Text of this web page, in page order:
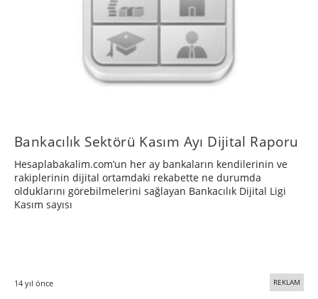
Bankacılık Sektörü Kasım Ayı Dijital Raporu
Hesaplabakalim.com’un her ay bankaların kendilerinin ve
rakiplerinin dijital ortamdaki rekabette ne durumda
olduklarını görebilmelerini sağlayan Bankacılık Dijital Ligi
Kasım sayısı
14 yıl önce REKLAM